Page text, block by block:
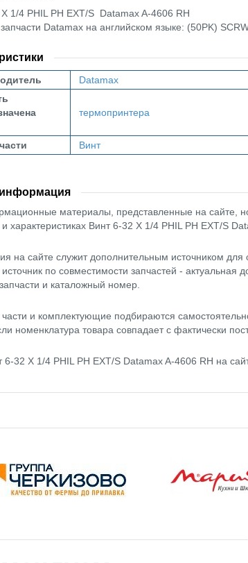
1/4 PHIL PH EXT/S Datamax A-4606 RH
Datamax на английском языке: (50PK)
Datamax
термопринтера
Винт
материалы, представленные на сайте,
и характеристиках Винт 6-32 X 1/4 PHIL PH EXT/S
на сайте служит дополнительным источником
по совместимости запчастей -
и каталожный номер.
и комплектующие подбираются
номенклатура товара совпадает с фактически
6-32 X 1/4 PHIL PH EXT/S Datamax A-4606 RH на